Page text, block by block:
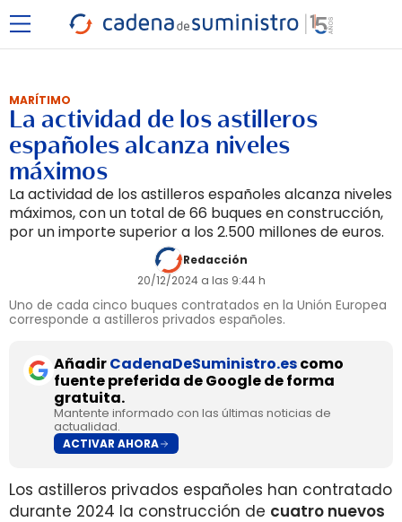
MARÍTIMO
La actividad de los astilleros
españoles alcanza niveles
máximos
La actividad de los astilleros españoles alcanza niveles
máximos, con un total de 66 buques en construcción,
por un importe superior a los 2.500 millones de euros.
Redacción
20/12/2024 a las 9:44 h
Uno de cada cinco buques contratados en la Unión Europea
corresponde a astilleros privados españoles.
AñadirCadenaDeSuministro.escomo
fuente preferida de Google de forma
gratuita.
Mantente informado con las últimas noticias de
actualidad.
ACTIVAR AHORA
Los astilleros privados españoles han contratado
durante 2024 la construcción de cuatro nuevos